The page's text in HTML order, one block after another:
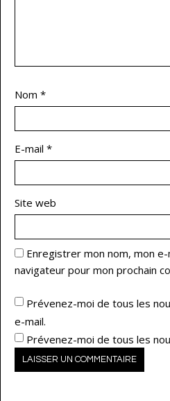
Nom *
E-mail *
Site web
Enregistrer mon nom, mon
navigateur pour mon prochain
Prévenez-moi de tous les
e-mail.
Prévenez-moi de tous les